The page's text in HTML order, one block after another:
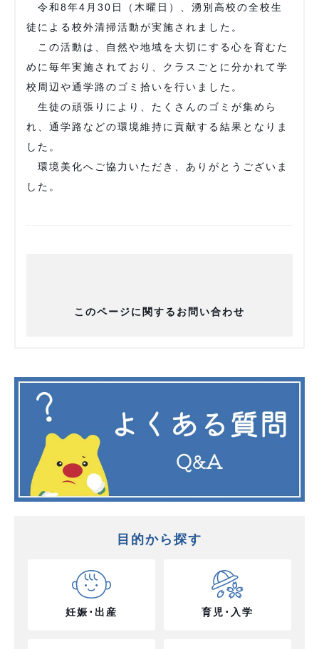
令和8年4月30日（木曜日）、湧別高校の全校生
徒による校外清掃活動が実施されました。
この活動は、自然や地域を大切にする心を育むた
めに毎年実施されており、クラスごとに分かれて学
校周辺や通学路のゴミ拾いを行いました。
生徒の頑張りにより、たくさんのゴミが集めら
れ、通学路などの環境維持に貢献する結果となりま
した。
環境美化へご協力いただき、ありがとうございま
した。
このページに関するお問い合わせ
目的から探す
妊娠･出産 育児･入学